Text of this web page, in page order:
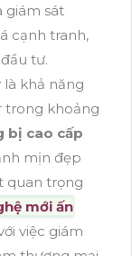
giám sát
cạnh tranh,
tư.
khả năng
trong khoảng
bị cao cấp
mịn đẹp
quan trọng
mới ấn
việc giám